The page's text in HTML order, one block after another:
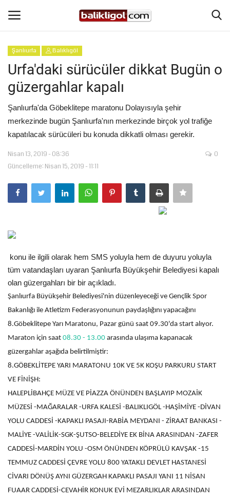
Giriş Yap
Anasayfa
Köşe Yazıları
Eğitim
Magazin
Tekno Bilim
Ekonomi
Galeriler
Siyaset
Künye
Yaşam
İletişim
Sağlık
Şanlıurfa Balıklıgöl
Urfa'daki sürücüler dikkat Bugün o
güzergahlar kapalı
Şanlıurfa'da Göbeklitepe maratonu Dolayısıyla şehir
merkezinde bugün Şanlıurfa'nın merkezinde birçok yol trafiğe
kapatılacak sürücüleri bu konuda dikkatli olması gerekir.
Nisan 13, 2019 - 08:36
Güncelleme: Nisan 15, 2019 - 11:11
0
konu ile ilgili olarak hem SMS yoluyla hem de duyuru yoluyla
tüm vatandaşları uyaran Şanlıurfa Büyükşehir Belediyesi kapalı
olan güzergahları bir bir açıkladı.
Şanlıurfa Büyükşehir Belediyesi'nin düzenleyeceği ve Gençlik Spor
Bakanlığı ile Atletizm Federasyonunun paydaşlığını yapacağını
8.Göbeklitepe Yarı Maratonu, Pazar günü saat 09.30'da start alıyor.
Maraton için saat 08.30 - 13.00 arasında ulaşıma kapanacak
güzergahlar aşağıda belirtilmiştir:
8.GÖBEKLİTEPE YARI MARATONU 10K VE 5K KOŞU PARKURU START
VE FİNİŞH:
HALEPLİBAHÇE MÜZE VE PİAZZA ÖNÜNDEN BAŞLAYIP MOZAİK
MÜZESİ -MAĞARALAR -URFA KALESİ -BALIKLIGÖL -HAŞİMİYE -DİVAN
YOLU CADDESİ -KAPAKLI PASAJI-RABİA MEYDANI - ZİRAAT BANKASI -
MALİYE -VALİLİK-SGK-ŞUTSO-BELEDİYE EK BİNA ARASINDAN -ZAFER
CADDESİ-MARDİN YOLU -OSM ÖNÜNDEN KÖPRÜLÜ KAVŞAK -15
TEMMUZ CADDESİ ÇEVRE YOLU 800 YATAKLI DEVLET HASTANESİ
CİVARI DÖNÜŞ AYNI GÜZERGAH KAPAKLI PASAJI YANI 11 NİSAN
FUAAR CADDESİ-CEVAHİR KONUK EVİ MEZARLIKLAR ARASINDAN